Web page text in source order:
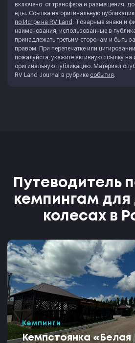
включено: от трансфера и размещения,
еды. Ссылка на оригинальную
по Истре на RV Land . Товарные знаки и
наименования, использованные в
принадлежать третьим сторонам и быть
правом. При перепечатке или
пожалуйста, укажите активную ссылку на
оригинальную публикацию. Материал
RV Land Journal в рубрике события.
Путеводитель
кемпингам для
колесах в
Кемпинги
Кемпстоянка «Белая